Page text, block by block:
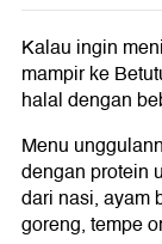
Kalau ingin
mampir ke
halal dengan
Menu
dengan protein
dari nasi, ayam
goreng, tempe